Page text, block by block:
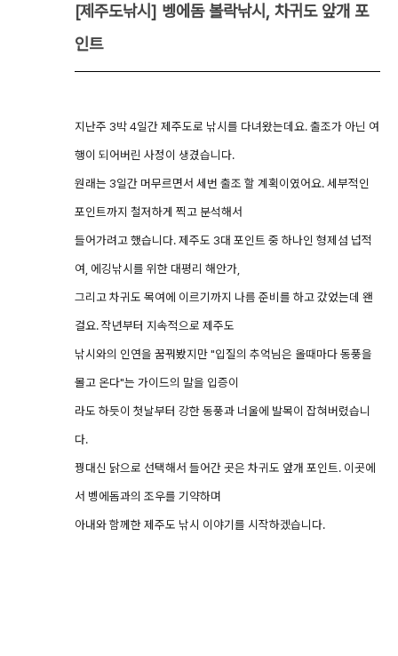
[제주도낚시] 벵에돔 볼락낚시, 차귀도 앞개 포
인트
지난주 3박 4일간 제주도로 낚시를 다녀왔는데요. 출조가 아닌 여
행이 되어버린 사정이 생겼습니다.
원래는 3일간 머무르면서 세번 출조 할 계획이였어요. 세부적인
포인트까지 철저하게 찍고 분석해서
들어가려고 했습니다. 제주도 3대 포인트 중 하나인 형제섬 넙적
여, 에깅낚시를 위한 대평리 해안가,
그리고 차귀도 목여에 이르기까지 나름 준비를 하고 갔었는데 왠
걸요. 작년부터 지속적으로 제주도
낚시와의 인연을 꿈꿔봤지만 "입질의 추억님은 올때마다 동풍을
몰고 온다"는 가이드의 말을 입증이
라도 하듯이 첫날부터 강한 동풍과 너울에 발목이 잡혀버렸습니
다.
꿩대신 닭으로 선택해서 들어간 곳은 차귀도 앞개 포인트. 이곳에
서 벵에돔과의 조우를 기약하며
아내와 함께한 제주도 낚시 이야기를 시작하겠습니다.